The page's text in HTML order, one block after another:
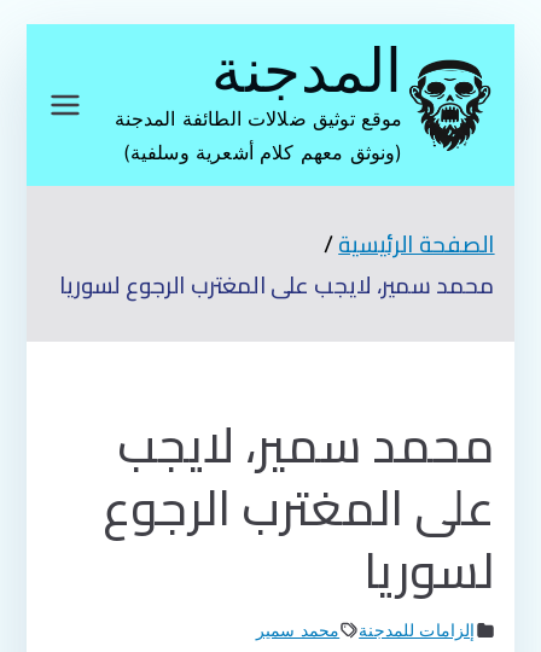
المحتوى
المدجنة
موقع توثيق ضلالات الطائفة المدجنة
(ونوثق معهم كلام أشعرية وسلفية)
الصفحة الرئيسية
محمد سمير، لايجب على المغترب الرجوع لسوريا
محمد سمير، لايجب
على المغترب الرجوع
لسوريا
إلزامات للمدجنة محمد سمير